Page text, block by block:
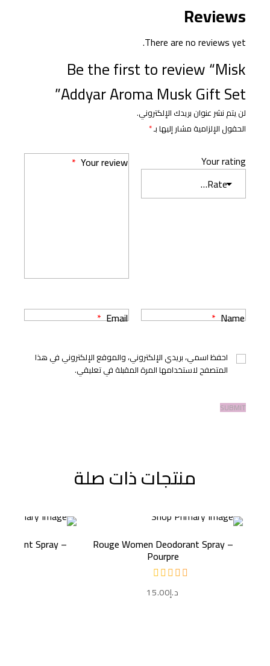
Reviews
There are no reviews yet.
Be the first to review “Misk
Addyar Aroma Musk Gift Set”
لن يتم نشر عنوان بريدك الإلكتروني.
الحقول الإلزامية مشار إليها بـ*
Your rating
Your review
*
Name
*
Email
*
احفظ اسمي، بريدي الإلكتروني، والموقع الإلكتروني في هذا
المتصفح لاستخدامها المرة المقبلة في تعليقي.
منتجات ذات صلة
إضافة إلى السلة
Rouge Women Deodorant Spray –
Pourpre
د.إ15.00
Spray –